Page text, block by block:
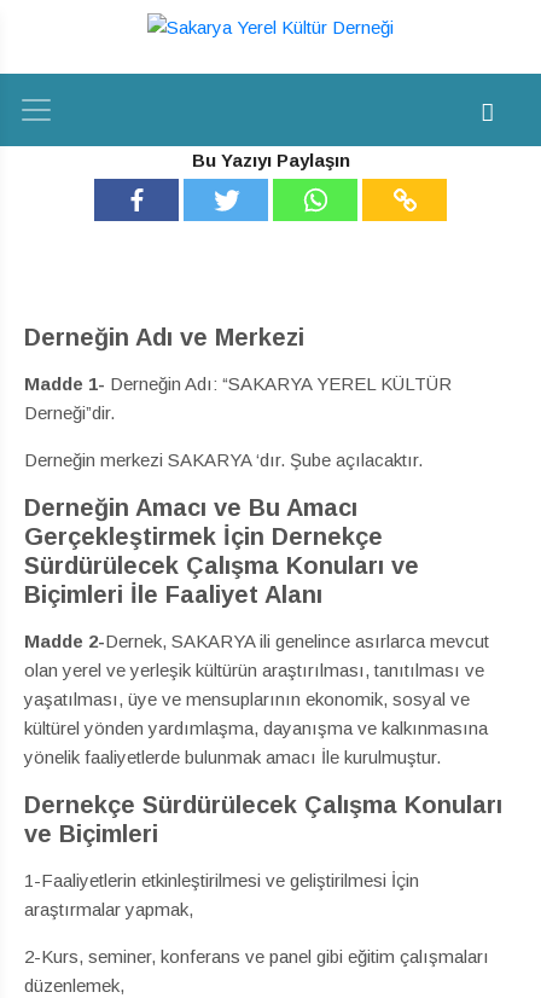
Bu Yazıyı Paylaşın
Derneğin Adı ve Merkezi
Madde 1- Derneğin Adı: “SAKARYA YEREL KÜLTÜR
Derneği”dir.
Derneğin merkezi SAKARYA ‘dır. Şube açılacaktır.
Derneğin Amacı ve Bu Amacı
Gerçekleştirmek İçin Dernekçe
Sürdürülecek Çalışma Konuları ve
Biçimleri İle Faaliyet Alanı
Madde 2-Dernek, SAKARYA ili genelince asırlarca mevcut
olan yerel ve yerleşik kültürün araştırılması, tanıtılması ve
yaşatılması, üye ve mensuplarının ekonomik, sosyal ve
kültürel yönden yardımlaşma, dayanışma ve kalkınmasına
yönelik faaliyetlerde bulunmak amacı İle kurulmuştur.
Dernekçe Sürdürülecek Çalışma Konuları
ve Biçimleri
1-Faaliyetlerin etkinleştirilmesi ve geliştirilmesi İçin
araştırmalar yapmak,
2-Kurs, seminer, konferans ve panel gibi eğitim çalışmaları
düzenlemek,